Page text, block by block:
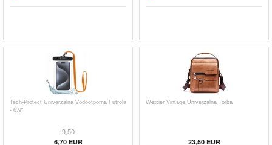
Tech-Protect Univerzalna Vodootporna Futrola
- 6.9"
9,50
6,70EUR
Weixier Vintage Univerzalna Torba
23,50EUR